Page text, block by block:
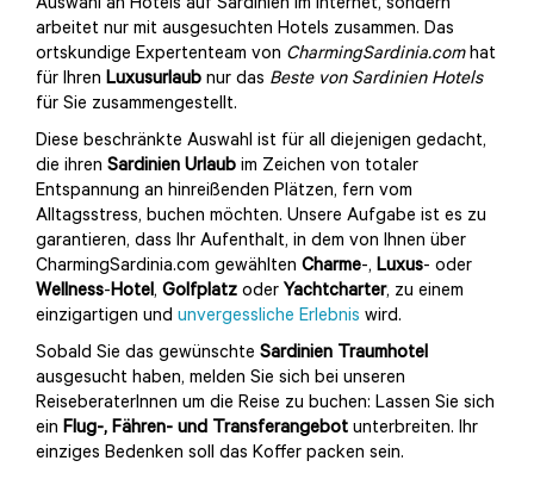
Auswahl an Hotels auf Sardinien im Internet, sondern
arbeitet nur mit ausgesuchten Hotels zusammen. Das
ortskundige Expertenteam von CharmingSardinia.comhat
für Ihren Luxusurlaub nur das Beste von Sardinien Hotels
für Sie zusammengestellt.
Diese beschränkte Auswahl ist für all diejenigen gedacht,
die ihren Sardinien Urlaub im Zeichen von totaler
Entspannung an hinreißenden Plätzen, fern vom
Alltagsstress, buchen möchten. Unsere Aufgabe ist es zu
garantieren, dass Ihr Aufenthalt, in dem von Ihnen über
CharmingSardinia.com gewählten Charme-, Luxus- oder
Wellness-Hotel, Golfplatz oder Yachtcharter, zu einem
einzigartigen und unvergessliche Erlebnis wird.
Sobald Sie das gewünschte Sardinien Traumhotel
ausgesucht haben, melden Sie sich bei unseren
ReiseberaterInnen um die Reise zu buchen: Lassen Sie sich
ein Flug-, Fähren- und Transferangebot unterbreiten. Ihr
einziges Bedenken soll das Koffer packen sein.